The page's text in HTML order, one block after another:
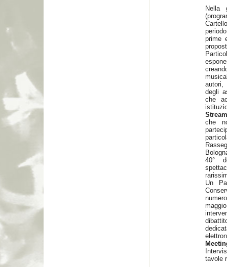
Nella
prime
autori,
degli
che
che
40°
Un
tavole